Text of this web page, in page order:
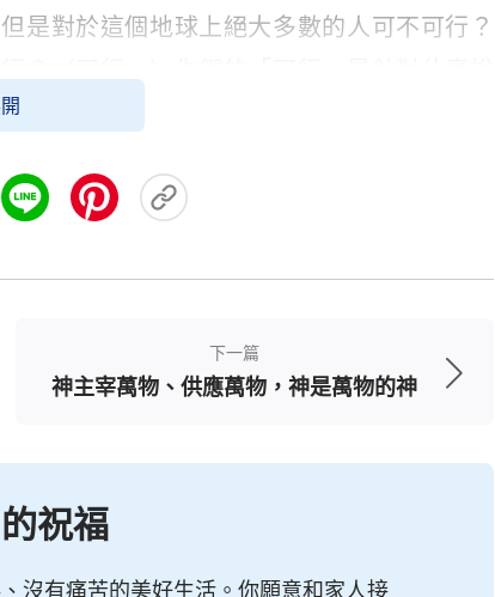
是對於這個地球上絕大多數的人可不可行？
？能不能說是建立在順服神的主宰安排的情
便你在這樣一個被撒但破壞的生存環境之下
死的。
生命源頭」的重要性了呢？（感覺到了。）
把這些山啊，海啦，湖啦，跟神的作為聯繫
息的，最終受益的是人類。今天聽了感覺特
中、我們日常生活當中、我們接觸的萬物當
下一篇
神主宰萬物、供應萬物，神是萬物的神
祝福
沒有痛苦的美好生活。你願意和家人接